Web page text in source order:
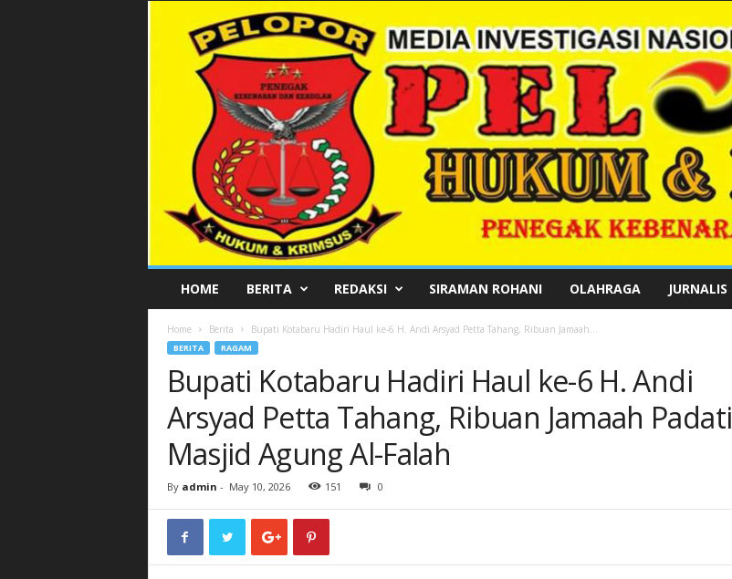
L
HOME BERITA REDAKSI SIRAMAN ROHANI OLAHRAGA JURNALIS
Home Berita Bupati Kotabaru Hadiri Haul ke-6 H. Andi Arsyad Petta Tahang, Ribuan Jamaah...
BERITA RAGAM
Bupati Kotabaru Hadiri Haul ke-6 H. Andi
Arsyad Petta Tahang, Ribuan Jamaah Padati
Masjid Agung Al-Falah
By admin - May 10, 2026 151 0